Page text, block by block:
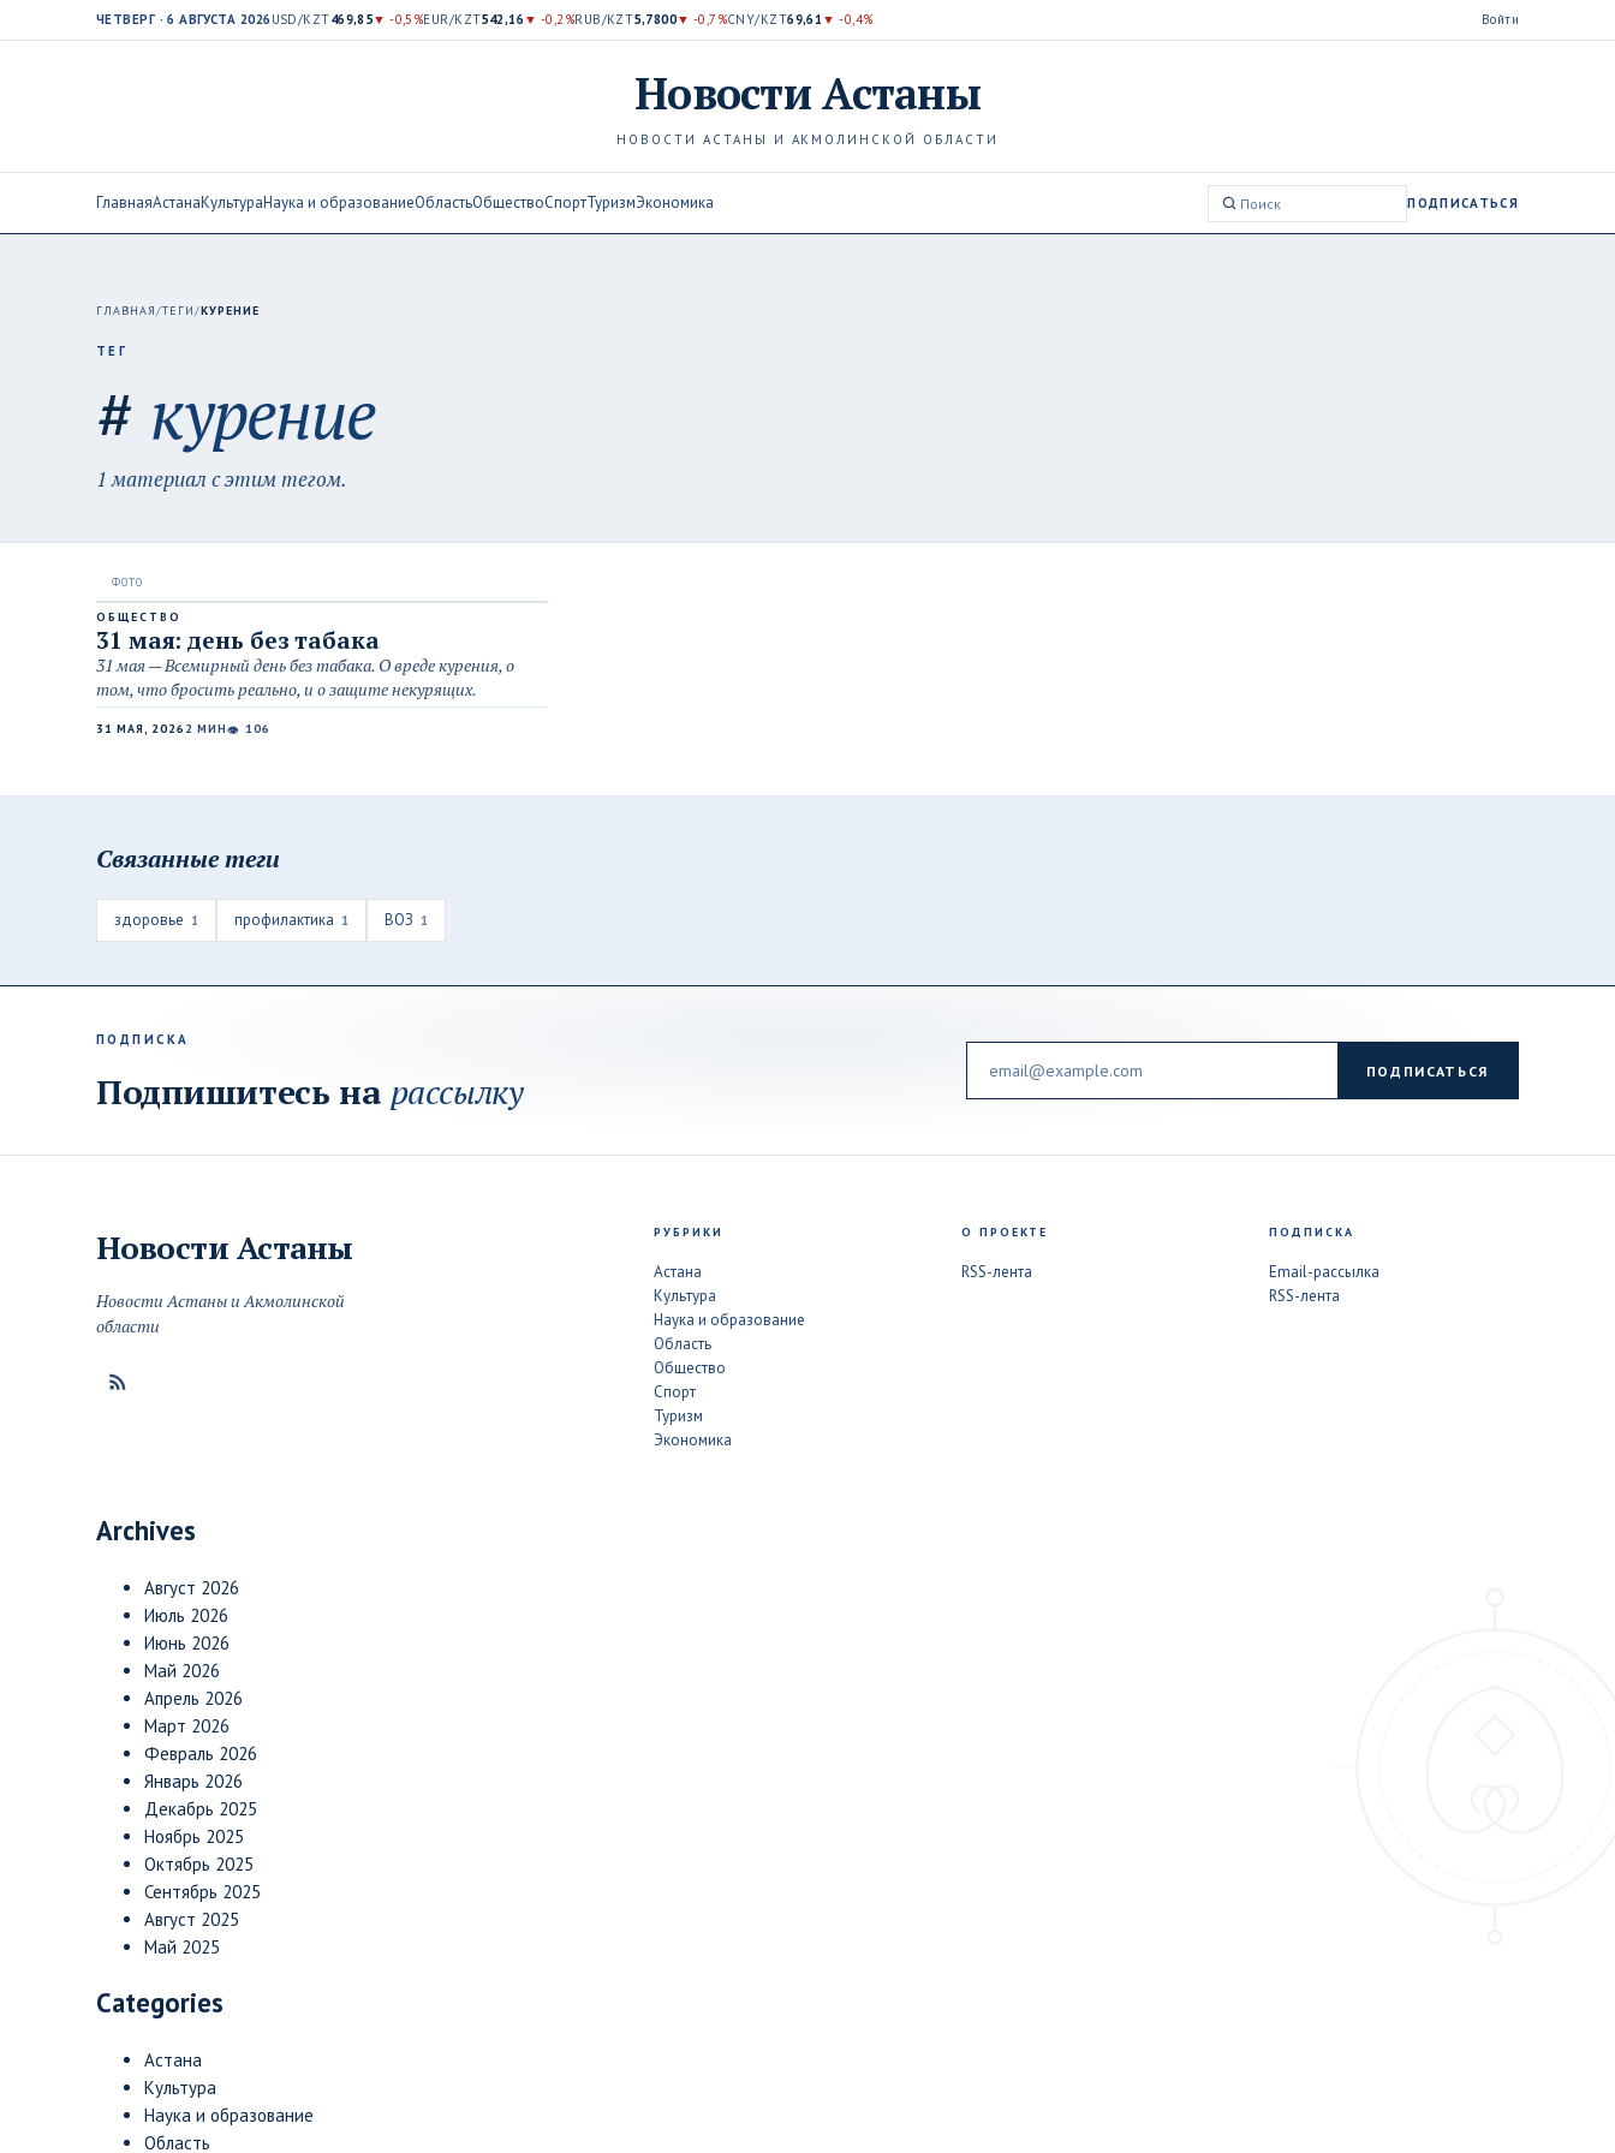
ЧЕТВЕРГ · 6 АВГУСТА 2026 USD/KZT469,85▼ -0,5%EUR/KZT542,16 ▼ -0,2%RUB/KZT5,7800▼ -0,7%CNY/KZT69,61 ▼ -0,4% Войти
НовостиАстаны
НОВОСТИ АСТАНЫ И АКМОЛИНСКОЙ ОБЛАСТИ
ГлавнаяАстанаКультураНаука и образованиеОбластьОбществоСпортТуризмЭкономика
Поиск:
ПОДПИСАТЬСЯ
ГЛАВНАЯ/ТЕГИ/КУРЕНИЕ
ТЕГ
# курение
1 материал с этим тегом.
ОБЩЕСТВО
31 мая: день без табака
31 мая — Всемирный день без табака. О вреде курения, о
том, что бросить реально, и о защите некурящих.
31 МАЯ, 2026 2 МИН👁 106
Связанные теги
здоровье 1 профилактика 1 ВОЗ 1
ПОДПИСКА
Подпишитесь на рассылку ПОДПИСАТЬСЯ
Новости Астаны
Новости Астаны и Акмолинской
области
РУБРИКИ
Астана
Культура
Наука и образование
Область
Общество
Спорт
Туризм
Экономика
О ПРОЕКТЕ
RSS-лента
ПОДПИСКА
Email-рассылка
RSS-лента
Archives
Август 2026
Июль 2026
Июнь 2026
Май 2026
Апрель 2026
Март 2026
Февраль 2026
Январь 2026
Декабрь 2025
Ноябрь 2025
Октябрь 2025
Сентябрь 2025
Август 2025
Май 2025
Categories
Астана
Культура
Наука и образование
Область